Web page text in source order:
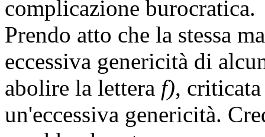
complicazione burocratica.
Prendo atto che la stessa
eccessiva genericità di
abolire la lettera f),
un'eccessiva genericità.